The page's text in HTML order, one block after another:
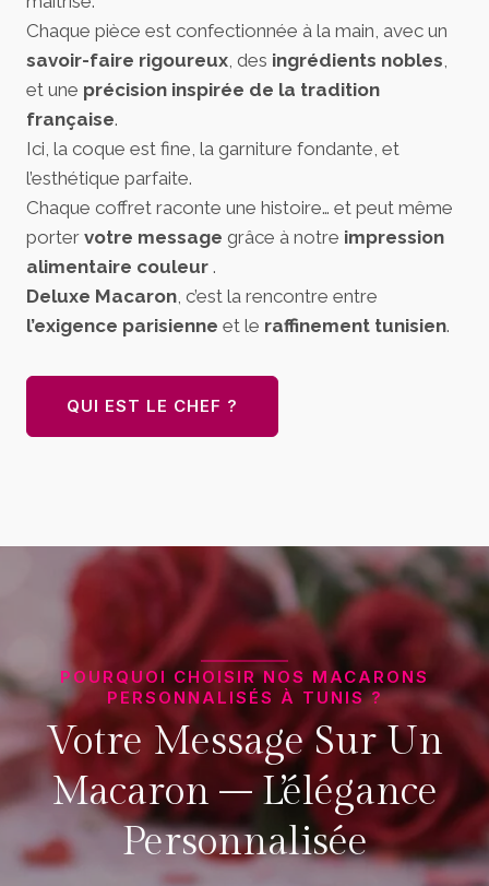
Chaque pièce est confectionnée à la main, avec un
savoir-faire rigoureux, des ingrédients nobles,
et une précision inspirée de la tradition
française.
Ici, la coque est fine, la garniture fondante, et
l’esthétique parfaite.
Chaque coffret raconte une histoire… et peut même
porter votre message grâce à notre impression
alimentaire couleur .
Deluxe Macaron, c’est la rencontre entre
l’exigence parisienne et le raffinement tunisien.
QUI EST LE CHEF ?
POURQUOI CHOISIR NOS MACARONS
PERSONNALISÉS À TUNIS ?
Votre Message Sur Un
Macaron – L’élégance
Personnalisée